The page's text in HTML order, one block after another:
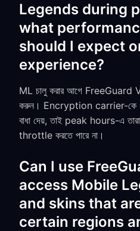
Legends during
what
should I expect
experience?
ML চালু করার আগে FreeGuard
করুন। Encryption carrier-কে
বাধা দেয়, তাই peak hours-এ
throttle করতে পারে না।
Can I use
access Mobile
and skins that
certain regions